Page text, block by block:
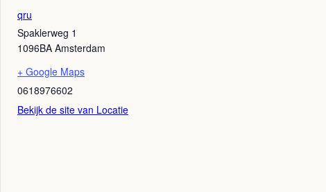
qru
Spaklerweg 1
1096BA Amsterdam
+ Google Maps
0618976602
Bekijk de site van Locatie